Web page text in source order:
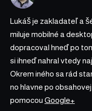
Lukáš je zakladateľ a
miluje mobilné a
dopracoval hneď po
si ihneď nahral vtedy
Okrem iného sa rád
no hlavne po
pomocou Google+